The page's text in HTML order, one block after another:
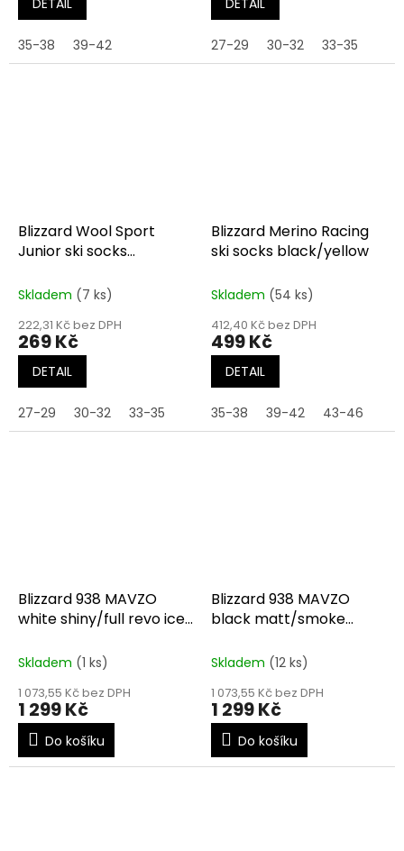
DETAIL
35-38 39-42
DETAIL
27-29 30-32 33-35
Blizzard Wool Sport
Junior ski socks
Skladem (7 ks)
222,31 Kč bez DPH
269 Kč
DETAIL
27-29 30-32 33-35
Blizzard Merino Racing
ski socks black/yellow
Skladem (54 ks)
412,40 Kč bez DPH
499 Kč
DETAIL
35-38 39-42 43-46
Blizzard 938 MAVZO
white shiny/full revo ice
Skladem (1 ks)
1 073,55 Kč bez DPH
1 299 Kč
Do košíku
Blizzard 938 MAVZO
black matt/smoke
Skladem (12 ks)
1 073,55 Kč bez DPH
1 299 Kč
Do košíku